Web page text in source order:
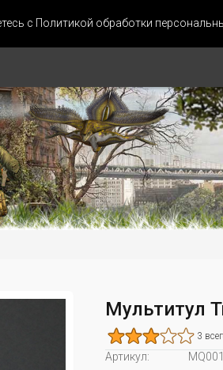
с Политикой обработки
Мультитул
3
Артикул: